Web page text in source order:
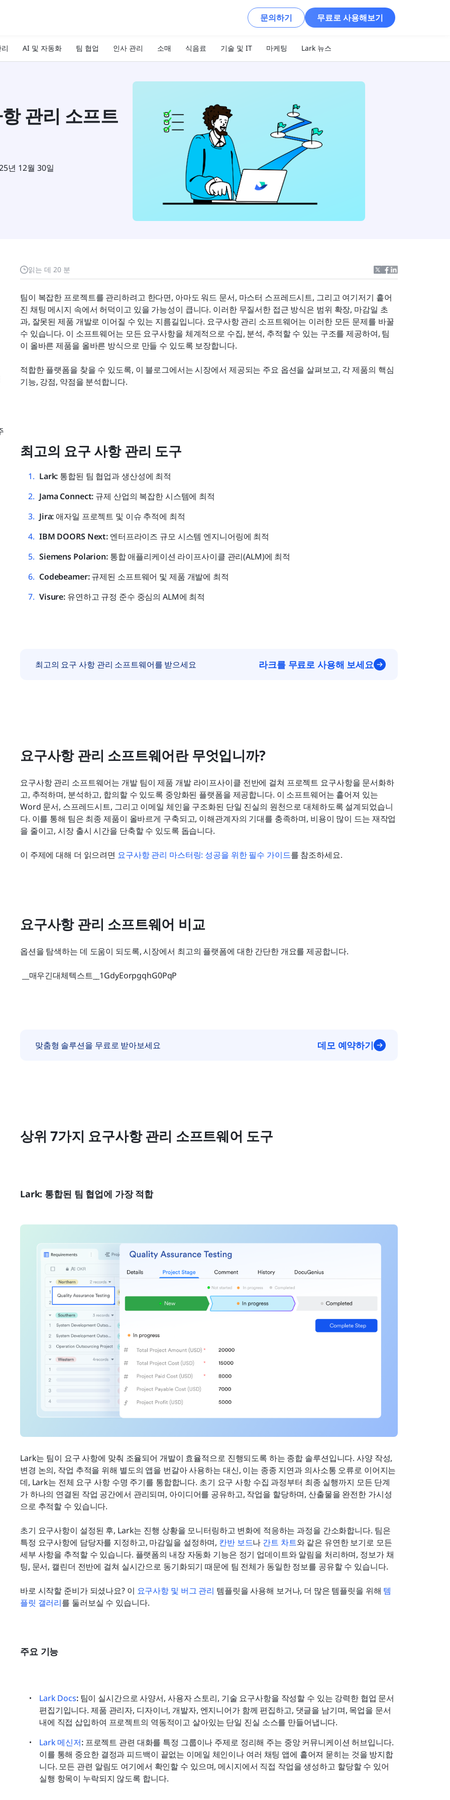
문의하기 무료로 사용해보기
AI 및 자동화 팀 협업 인사 관리 소매 식음료 기술 및 IT 마케팅 Lark 뉴스
관리 소프트
년 12월 30일
읽는 데 20 분
팀이 복잡한 프로젝트를 관리하려고 한다면, 아마도 워드 문서, 마스터 스프레드시트, 그리고 여기저기 흩어
진 채팅 메시지 속에서 허덕이고 있을 가능성이 큽니다. 이러한 무질서한 접근 방식은 범위 확장, 마감일 초
과, 잘못된 제품 개발로 이어질 수 있는 지름길입니다. 요구사항 관리 소프트웨어는 이러한 모든 문제를 바꿀
수 있습니다. 이 소프트웨어는 모든 요구사항을 체계적으로 수집, 분석, 추적할 수 있는 구조를 제공하여, 팀
이 올바른 제품을 올바른 방식으로 만들 수 있도록 보장합니다.
적합한 플랫폼을 찾을 수 있도록, 이 블로그에서는 시장에서 제공되는 주요 옵션을 살펴보고, 각 제품의 핵심
기능, 강점, 약점을 분석합니다.
최고의 요구 사항 관리 도구
Lark: 통합된 팀 협업과 생산성에 최적
Jama Connect: 규제 산업의 복잡한 시스템에 최적
Jira: 애자일 프로젝트 및 이슈 추적에 최적
IBM DOORS Next: 엔터프라이즈 규모 시스템 엔지니어링에 최적
Siemens Polarion: 통합 애플리케이션 라이프사이클 관리(ALM)에 최적
Codebeamer: 규제된 소프트웨어 및 제품 개발에 최적
Visure: 유연하고 규정 준수 중심의 ALM에 최적
최고의 요구 사항 관리 소프트웨어를 받으세요 라크를 무료로 사용해 보세요
요구사항 관리 소프트웨어란 무엇입니까?
요구사항 관리 소프트웨어는 개발 팀이 제품 개발 라이프사이클 전반에 걸쳐 프로젝트 요구사항을 문서화하
고, 추적하며, 분석하고, 합의할 수 있도록 중앙화된 플랫폼을 제공합니다. 이 소프트웨어는 흩어져 있는
Word 문서, 스프레드시트, 그리고 이메일 체인을 구조화된 단일 진실의 원천으로 대체하도록 설계되었습니
다. 이를 통해 팀은 최종 제품이 올바르게 구축되고, 이해관계자의 기대를 충족하며, 비용이 많이 드는 재작업
을 줄이고, 시장 출시 시간을 단축할 수 있도록 돕습니다.
이 주제에 대해 더 읽으려면 요구사항 관리 마스터링: 성공을 위한 필수 가이드를 참조하세요.
요구사항 관리 소프트웨어 비교
옵션을 탐색하는 데 도움이 되도록, 시장에서 최고의 플랫폼에 대한 간단한 개요를 제공합니다.
__매우긴대체텍스트__1GdyEorpgqhG0PqP
맞춤형 솔루션을 무료로 받아보세요 데모 예약하기
상위 7가지 요구사항 관리 소프트웨어 도구
Lark: 통합된 팀 협업에 가장 적합
Lark는 팀이 요구 사항에 맞춰 조율되어 개발이 효율적으로 진행되도록 하는 종합 솔루션입니다. 사양 작성,
변경 논의, 작업 추적을 위해 별도의 앱을 번갈아 사용하는 대신, 이는 종종 지연과 의사소통 오류로 이어지는
데, Lark는 전체 요구 사항 수명 주기를 통합합니다. 초기 요구 사항 수집 과정부터 최종 실행까지 모든 단계
가 하나의 연결된 작업 공간에서 관리되며, 아이디어를 공유하고, 작업을 할당하며, 산출물을 완전한 가시성
으로 추적할 수 있습니다.
초기 요구사항이 설정된 후, Lark는 진행 상황을 모니터링하고 변화에 적응하는 과정을 간소화합니다. 팀은
특정 요구사항에 담당자를 지정하고, 마감일을 설정하며, 칸반 보드나 간트 차트와 같은 유연한 보기로 모든
세부 사항을 추적할 수 있습니다. 플랫폼의 내장 자동화 기능은 정기 업데이트와 알림을 처리하며, 정보가 채
팅, 문서, 캘린더 전반에 걸쳐 실시간으로 동기화되기 때문에 팀 전체가 동일한 정보를 공유할 수 있습니다.
바로 시작할 준비가 되셨나요? 이 요구사항 및 버그 관리 템플릿을 사용해 보거나, 더 많은 템플릿을 위해 템
플릿 갤러리를 둘러보실 수 있습니다.
주요 기능
Lark Docs: 팀이 실시간으로 사양서, 사용자 스토리, 기술 요구사항을 작성할 수 있는 강력한 협업 문서
편집기입니다. 제품 관리자, 디자이너, 개발자, 엔지니어가 함께 편집하고, 댓글을 남기며, 목업을 문서
내에 직접 삽입하여 프로젝트의 역동적이고 살아있는 단일 진실 소스를 만들어냅니다.
Lark 메신저: 프로젝트 관련 대화를 특정 그룹이나 주제로 정리해 주는 중앙 커뮤니케이션 허브입니다.
이를 통해 중요한 결정과 피드백이 끝없는 이메일 체인이나 여러 채팅 앱에 흩어져 묻히는 것을 방지합
니다. 모든 관련 알림도 여기에서 확인할 수 있으며, 메시지에서 직접 작업을 생성하고 할당할 수 있어
실행 항목이 누락되지 않도록 합니다.